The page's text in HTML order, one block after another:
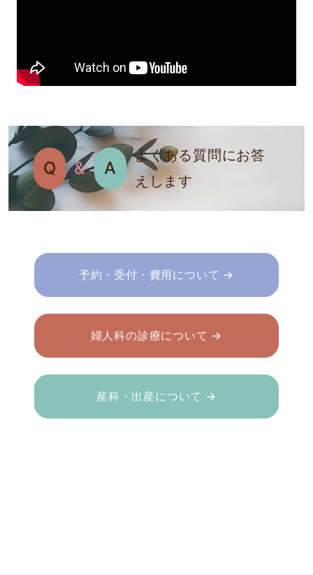
Q & A
よくある質問にお答
えします
予約・受付・費用について →
婦人科の診療について →
産科・出産について →